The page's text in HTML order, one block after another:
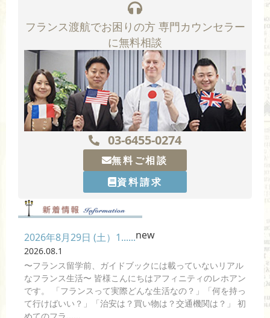
フランス渡航でお困りの方 専門カウンセラー
に無料相談
03-6455-0274
無料ご相談
資料請求
2026年8月29日 (土）1......new
2026.08.1
〜フランス留学前、ガイドブックには載っていないリアル
なフランス生活〜 皆様こんにちはアフィニティのレホアン
です。 「フランスって実際どんな生活なの？」「何を持っ
て行けばいい？」「治安は？買い物は？交通機関は？」 初